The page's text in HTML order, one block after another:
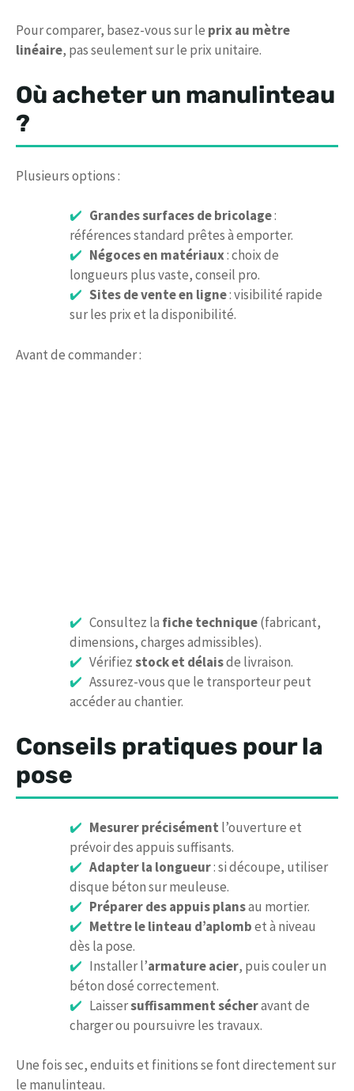
Pour comparer, basez-vous sur le prix au mètre
linéaire, pas seulement sur le prix unitaire.
Où acheter un manulinteau
?
Plusieurs options :
Grandes surfaces de bricolage:
références standard prêtes à emporter.
Négoces en matériaux: choix de
longueurs plus vaste, conseil pro.
Sites de vente en ligne: visibilité rapide
sur les prix et la disponibilité.
Avant de commander :
Consultez la fiche technique(fabricant,
dimensions, charges admissibles).
Vérifiezstock et délaisde livraison.
Assurez-vous que le transporteur peut
accéder au chantier.
Conseils pratiques pour la
pose
Mesurer précisément l’ouverture et
prévoir des appuis suffisants.
Adapter la longueur: si découpe, utiliser
disque béton sur meuleuse.
Préparer des appuis plansau mortier.
Mettre le linteau d’aplombet à niveau
dès la pose.
Installer l’armature acier, puis couler un
béton dosé correctement.
Laissersuffisamment sécheravant de
charger ou poursuivre les travaux.
Une fois sec, enduits et finitions se font directement sur
le manulinteau.